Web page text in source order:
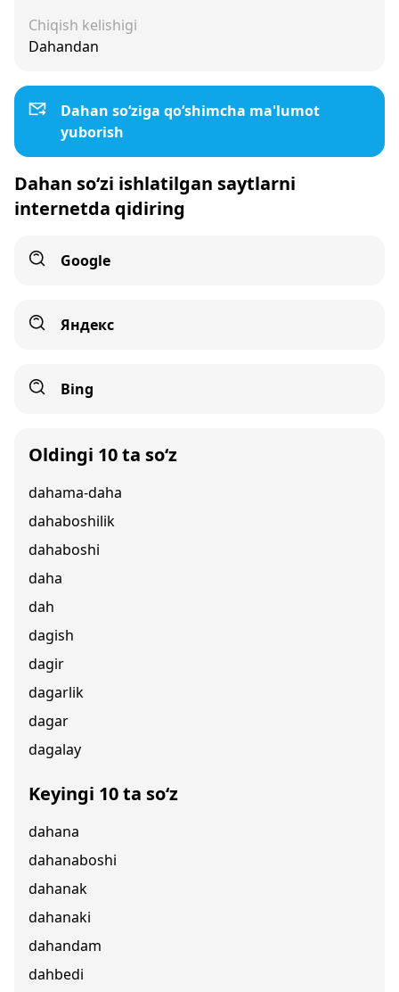
Chiqish kelishigi
Dahandan
Dahan so‘ziga qo‘shimcha ma'lumot
yuborish
Dahan so‘zi ishlatilgan saytlarni
internetda qidiring
Google
Яндекс
Bing
Oldingi 10 ta so‘z
dahama-daha
dahaboshilik
dahaboshi
daha
dah
dagish
dagir
dagarlik
dagar
dagalay
Keyingi 10 ta so‘z
dahana
dahanaboshi
dahanak
dahanaki
dahandam
dahbedi